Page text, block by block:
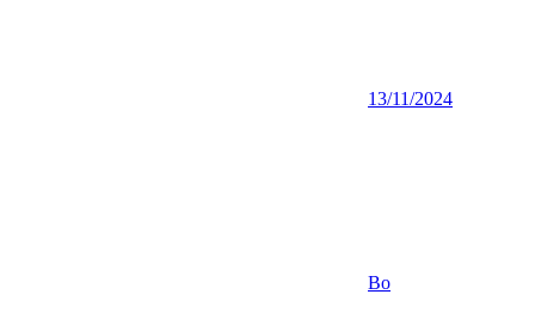
13/11/2024
Bo